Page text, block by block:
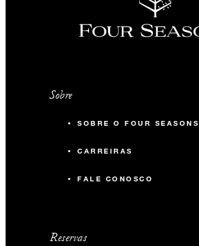
Sobre
SOBRE O FOUR SEASONS
CARREIRAS
FALE CONOSCO
Reservas